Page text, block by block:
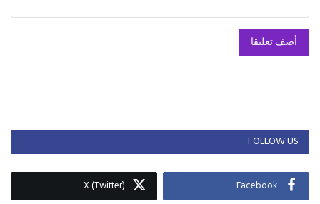
أضف تعليقا
FOLLOW US
Facebook
X (Twitter)